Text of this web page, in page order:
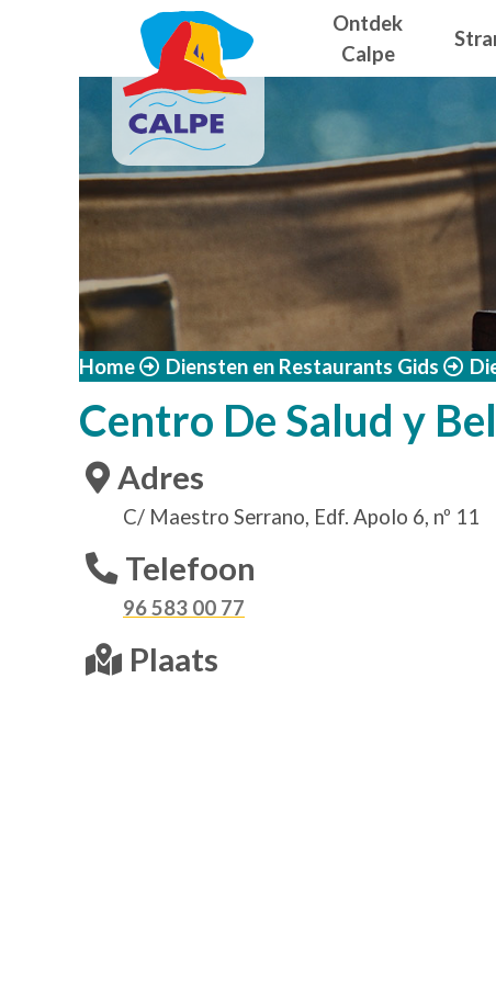
Overslaan en naar de inhoud gaan
Ontdek
Calpe
Home Diensten en Restaurants Gids
Centro De Salud y
Adres
C/ Maestro Serrano, Edf. Apolo 6, nº 11
Telefoon
96 583 00 77
Plaats